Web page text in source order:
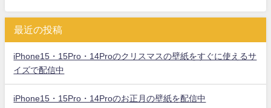
最近の投稿
iPhone15・15Pro・14Proのクリスマスの壁紙をすぐに使えるサ
イズで配信中
iPhone15・15Pro・14Proのお正月の壁紙を配信中